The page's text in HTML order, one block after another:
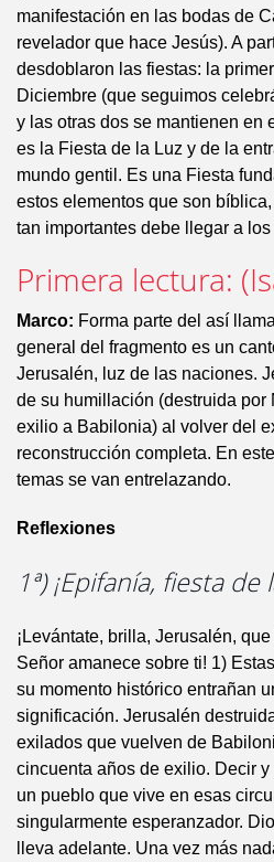
manifestación en las bodas de
revelador que hace Jesús). A
desdoblaron las fiestas: la
Diciembre (que seguimos
y las otras dos se mantienen en
es la Fiesta de la Luz y de la
mundo gentil. Es una Fiesta
estos elementos que son
tan importantes debe llegar a
Primera lectura:
Marco: Forma parte del así
general del fragmento es un
Jerusalén, luz de las naciones.
de su humillación (destruida por
exilio a Babilonia) al volver del
reconstrucción completa. En
temas se van entrelazando.
Reflexiones
1ª) ¡Epifanía, fiesta de
¡Levántate, brilla, Jerusalén,
Señor amanece sobre ti! 1)
su momento histórico entrañan
significación. Jerusalén
exilados que vuelven de
cincuenta años de exilio. Decir
un pueblo que vive en esas
singularmente esperanzador.
lleva adelante. Una vez más